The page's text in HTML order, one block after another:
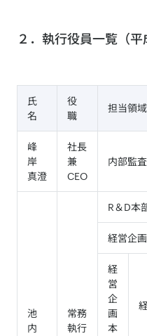
２．執行役員一覧（平
氏
名
役
職
担当領域
峰
岸
真澄
社長
兼
CEO
内部監査
池
内
常務
執行
R＆D本
経営企
経
営
企
画
本